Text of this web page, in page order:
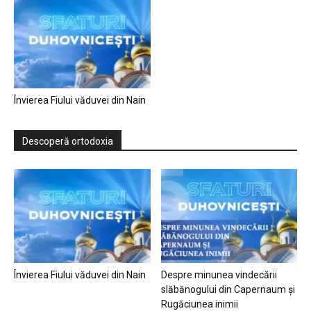
Învierea Fiului văduvei din Nain
Descoperă ortodoxia
Învierea Fiului văduvei din Nain
Despre minunea vindecării
slăbănogului din Capernaum și
Rugăciunea inimii